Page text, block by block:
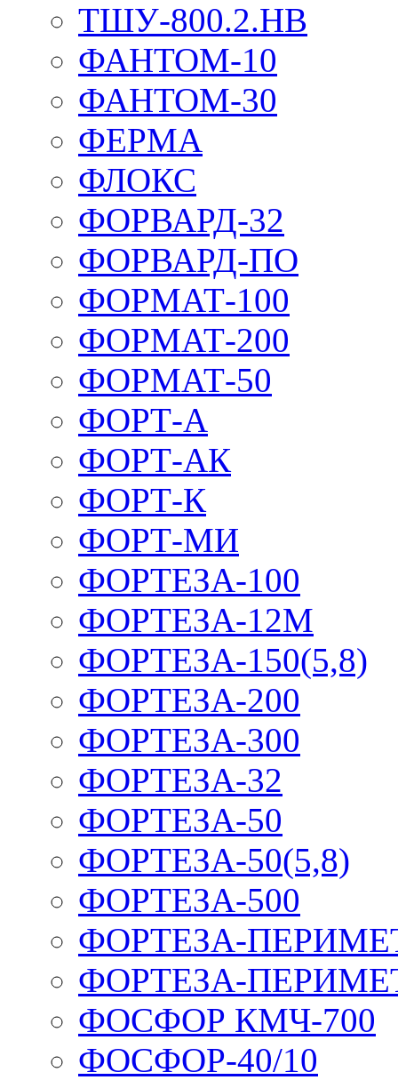
ТШУ-800.2.НВ
ФАНТОМ-10
ФАНТОМ-30
ФЕРМА
ФЛОКС
ФОРВАРД-32
ФОРВАРД-ПО
ФОРМАТ-100
ФОРМАТ-200
ФОРМАТ-50
ФОРТ-А
ФОРТ-АК
ФОРТ-К
ФОРТ-МИ
ФОРТЕЗА-100
ФОРТЕЗА-12М
ФОРТЕЗА-150(5,8)
ФОРТЕЗА-200
ФОРТЕЗА-300
ФОРТЕЗА-32
ФОРТЕЗА-50
ФОРТЕЗА-50(5,8)
ФОРТЕЗА-500
ФОРТЕЗА-
ФОРТЕЗА-
ФОСФОР КМЧ-700
ФОСФОР-40/10